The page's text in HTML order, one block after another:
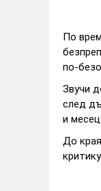
По
по-
Звучи
след
и
До